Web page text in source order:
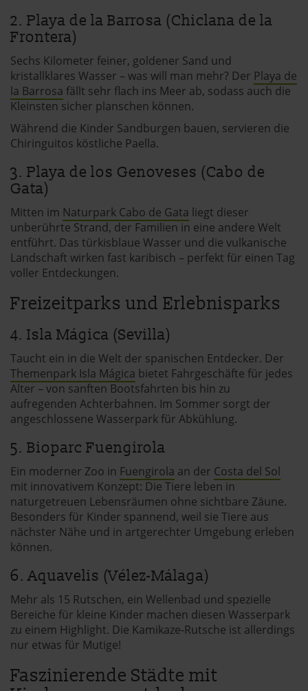
2. Playa de la Barrosa (Chiclana de la
Frontera)
Sechs Kilometer feiner, goldener Sand und
kristallklares Wasser – was will man mehr? Der Playa de
la Barrosa fällt sehr flach ins Meer ab, sodass auch die
Kleinsten sicher planschen können.
Während die Kinder Sandburgen bauen, servieren die
Chiringuitos köstliche Paella.
3. Playa de los Genoveses (Cabo de
Gata)
Mitten im Naturpark Cabo de Gata liegt dieser
unberührte Strand, der Familien in eine andere Welt
entführt. Das türkisblaue Wasser und die vulkanische
Landschaft wirken fast karibisch – perfekt für einen Tag
voller Entdeckungen.
Freizeitparks und Erlebnisparks
4. Isla Mágica (Sevilla)
Taucht ein in die Welt der spanischen Entdecker. Der
Themenpark Isla Mágica bietet Fahrgeschäfte für jedes
Alter – von sanften Bootsfahrten bis hin zu
aufregenden Achterbahnen. Im Sommer sorgt der
angeschlossene Wasserpark für Abkühlung.
5. Bioparc Fuengirola
Ein moderner Zoo in Fuengirola an der Costa del Sol
mit innovativem Konzept: Die Tiere leben in
naturgetreuen Lebensräumen ohne sichtbare Zäune.
Besonders für Kinder spannend, weil sie Tiere aus
nächster Nähe und in artgerechter Umgebung erleben
können.
6. Aquavelis (Vélez-Málaga)
Mehr als 15 Rutschen, ein Wellenbad und spezielle
Bereiche für kleine Kinder machen diesen Wasserpark
zu einem Highlight. Die Kamikaze-Rutsche ist allerdings
nur etwas für Mutige!
Faszinierende Städte mit